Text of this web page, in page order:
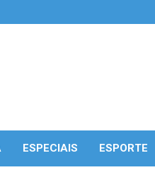
ESPECIAIS ESPORTE